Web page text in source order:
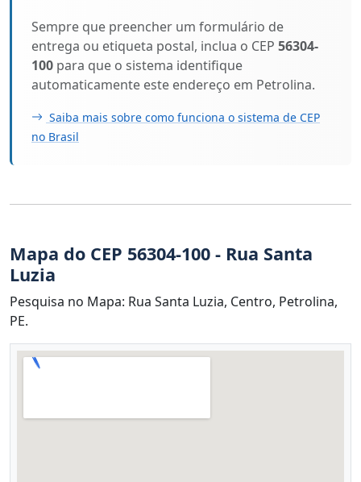
Sempre que preencher um formulário de
entrega ou etiqueta postal, inclua o CEP 56304-
100 para que o sistema identifique
automaticamente este endereço em Petrolina.
Saiba mais sobre como funciona o sistema de CEP
no Brasil
Mapa do CEP 56304-100 - Rua Santa
Luzia
Pesquisa no Mapa: Rua Santa Luzia, Centro, Petrolina,
PE.